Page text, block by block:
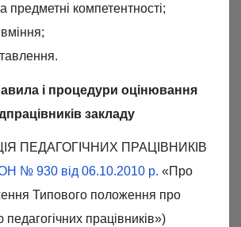
предметні компетентності;
вміння;
і процедури оцінювання
закладу
ПЕДАГОГІЧНИХ ПРАЦІВНИКІВ
№ 930 від 06.10.2010 р. «Про
Типового положення про
педагогічних працівників»)